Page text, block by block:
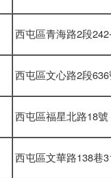
西屯區青海路2段
西屯區文心路2段
西屯區福星北路18號
西屯區文華路138巷